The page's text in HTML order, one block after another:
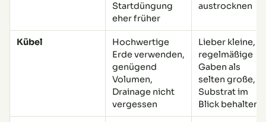
Startdüngung
eher früher
austrocknen
Kübel
Hochwertige
Erde verwenden,
genügend
Volumen,
Drainage nicht
vergessen
Lieber kleine,
regelmäßige
Gaben als
selten große,
Substrat im
Blick behalten